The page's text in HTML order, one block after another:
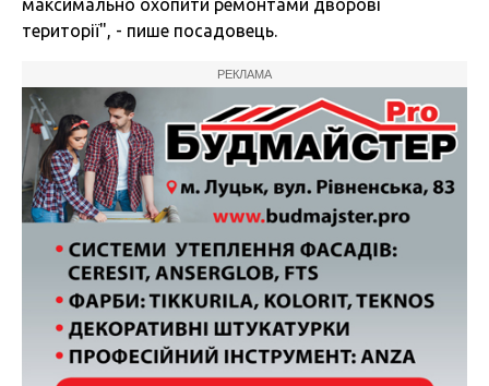
максимально охопити ремонтами дворові
території", - пише посадовець.
РЕКЛАМА